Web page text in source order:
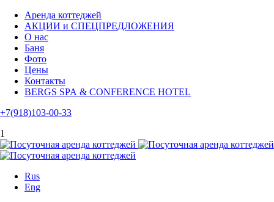
Аренда коттеджей
АКЦИИ и СПЕЦПРЕДЛОЖЕНИЯ
О нас
Баня
Фото
Цены
Контакты
BERGS SPA & CONFERENCE HOTEL
+7(918)103-00-33
1
Rus
Eng